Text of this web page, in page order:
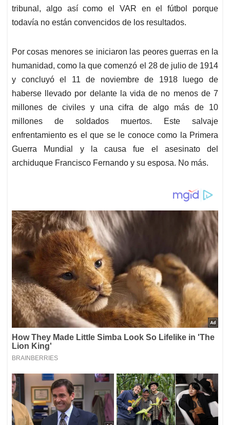
tribunal, algo así como el VAR en el fútbol porque
todavía no están convencidos de los resultados.
Por cosas menores se iniciaron las peores guerras en la
humanidad, como la que comenzó el 28 de julio de 1914
y concluyó el 11 de noviembre de 1918 luego de
haberse llevado por delante la vida de no menos de 7
millones de civiles y una cifra de algo más de 10
millones de soldados muertos. Este salvaje
enfrentamiento es el que se le conoce como la Primera
Guerra Mundial y la causa fue el asesinato del
archiduque Francisco Fernando y su esposa. No más.